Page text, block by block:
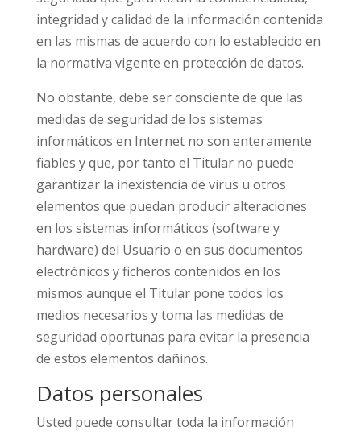
integridad y calidad de la información contenida
en las mismas de acuerdo con lo establecido en
la normativa vigente en protección de datos.
No obstante, debe ser consciente de que las
medidas de seguridad de los sistemas
informáticos en Internet no son enteramente
fiables y que, por tanto el Titular no puede
garantizar la inexistencia de virus u otros
elementos que puedan producir alteraciones
en los sistemas informáticos (software y
hardware) del Usuario o en sus documentos
electrónicos y ficheros contenidos en los
mismos aunque el Titular pone todos los
medios necesarios y toma las medidas de
seguridad oportunas para evitar la presencia
de estos elementos dañinos.
Datos personales
Usted puede consultar toda la información